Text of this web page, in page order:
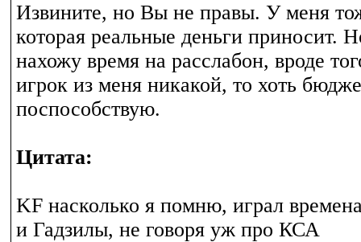
Извините, но Вы не правы. У меня
которая реальные деньги приносит.
нахожу время на расслабон, вроде
игрок из меня никакой, то хоть
поспособствую.
Цитата:
KF насколько я помню, играл
и Гадзилы, не говоря уж про КСА